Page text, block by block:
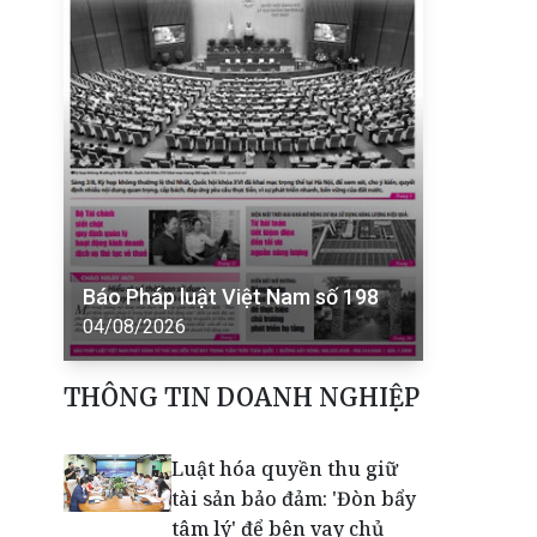
Báo Pháp luật Việt Nam số 198
04/08/2026
THÔNG TIN DOANH NGHIỆP
Luật hóa quyền thu giữ
tài sản bảo đảm: 'Đòn bẩy
tâm lý' để bên vay chủ